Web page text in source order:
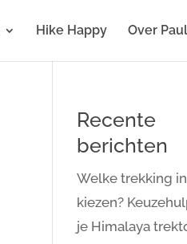
Hike Happy Over
Recente
berichten
Welke trekking
kiezen?
je Himalaya